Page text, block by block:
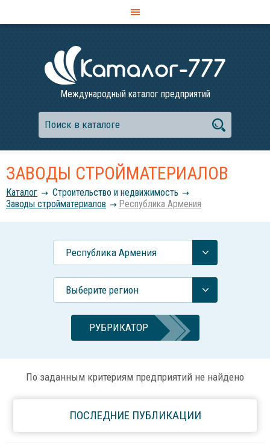
Международный каталог предприятий
ЗАВОДЫ СТРОЙМАТЕРИАЛОВ
Каталог
Строительство и недвижимость
Заводы стройматериалов
Республика Армения
Республика Армения
Выберите регион
РУБРИКАТОР
По заданным критериям предприятий не найдено
ПОСЛЕДНИЕ ПУБЛИКАЦИИ